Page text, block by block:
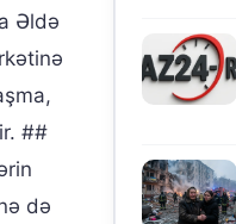
Əldə
##
də